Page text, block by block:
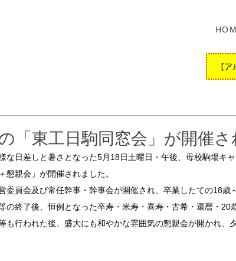
【
「東工日駒同窓会」が開催さ
な日差しと暑さとなった5月18日土曜日・午後、母校駒場キ
懇親会」が開催されました。
委員会及び常任幹事・幹事会が開催され、卒業したての18歳
の終了後、恒例となった卒寿・米寿・喜寿・古希・還暦・20
も行われた後、盛大にも和やかな雰囲気の懇親会が開かれ、